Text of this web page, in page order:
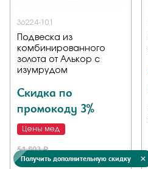
36224-101
Подвеска из
комбинированного
золота от Алькор с
изумрудом
Скидка по
промокоду 3%
Цены мед
51 803 ₽
36 262 ₽
Получить дополнительную скидку